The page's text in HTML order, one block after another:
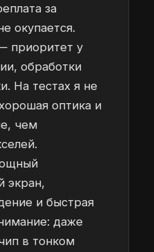
за
окупается.
приоритет у
обработки
На тестах я не
оптика и
чем
экран,
и быстрая
даже
в тонком